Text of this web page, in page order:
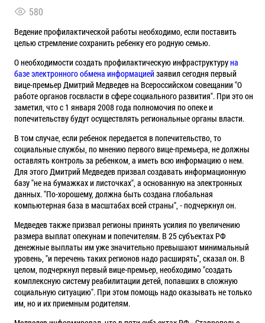
580
Ведение профилактической работы необходимо, если поставить
целью стремление сохранить ребенку его родную семью.
О необходимости создать профилактическую инфраструктуруна
базе электронного обмена информацией заявил сегодня первый
вице-премьер Дмитрий Медведев на Всероссийском совещании "О
работе органов госвласти в сфере социального развития". При это он
заметил, что с 1 января 2008 года полномочия по опеке и
попечительству будут осуществлять региональные органы власти.
В том случае, если ребенок передается в попечительство, то
социальные службы, по мнению первого вице-премьера, не должны
оставлять контроль за ребенком, а иметь всю информацию о нем.
Для этого Дмитрий Медведев призвал создавать информационную
базу "не на бумажках и листочках", а основанную на электронных
данных. "По-хорошему, должна быть создана глобальная
компьютерная база в масштабах всей страны", - подчеркнул он.
Медведев также призвал регионы принять усилия по увеличению
размера выплат опекунам и попечителям. В 25 субъектах РФ
денежные выплаты им уже значительно превышают минимальный
уровень, "и перечень таких регионов надо расширять", сказал он. В
целом, подчеркнул первый вице-премьер, необходимо "создать
комплексную систему реабилитации детей, попавших в сложную
социальную ситуацию". При этом помощь надо оказывать не только
им, но и их приемным родителям.